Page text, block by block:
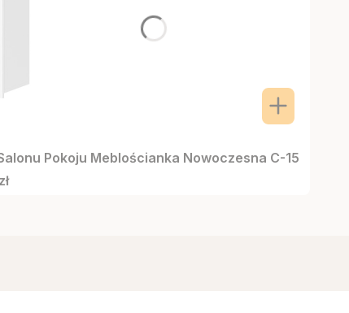
Pokoju Meblościanka Nowoczesna C-15